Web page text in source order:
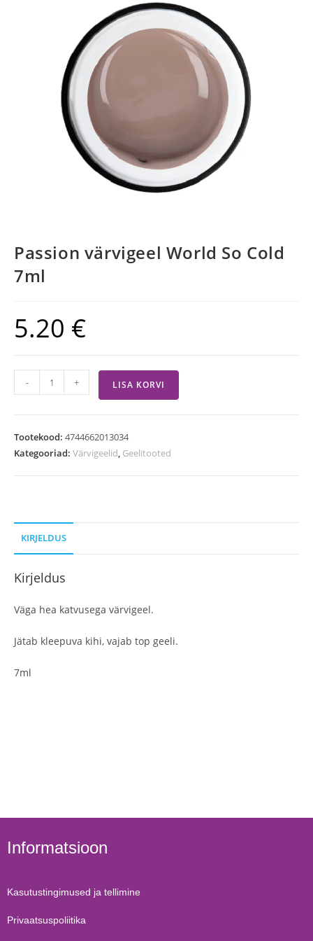
Passion värvigeel World So Cold
7ml
5.20 €
- + LISA KORVI
Tootekood: 4744662013034
Kategooriad: Värvigeelid, Geelitooted
KIRJELDUS
Kirjeldus
Väga hea katvusega värvigeel.
Jätab kleepuva kihi, vajab top geeli.
7ml
Informatsioon
Kasutustingimused ja tellimine
Privaatsuspoliitika